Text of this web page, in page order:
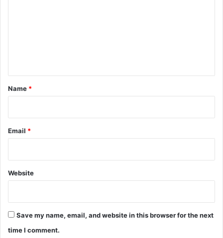
*
Name *
Email *
Website
Save my name, email, and website in this browser for the next
time I comment.